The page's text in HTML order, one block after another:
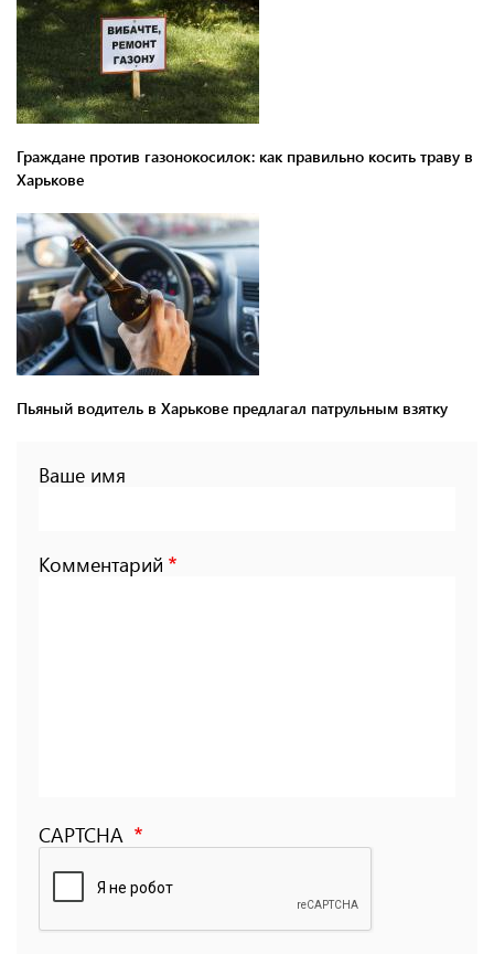
Граждане против газонокосилок: как правильно косить траву в
Харькове
Пьяный водитель в Харькове предлагал патрульным взятку
Ваше имя
Комментарий
CAPTCHA